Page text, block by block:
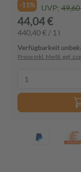
-11% UVP:
44,04 €
440,40 € / 1 l
Verfügbarkeit
Preise inkl. MwSt. ggf.